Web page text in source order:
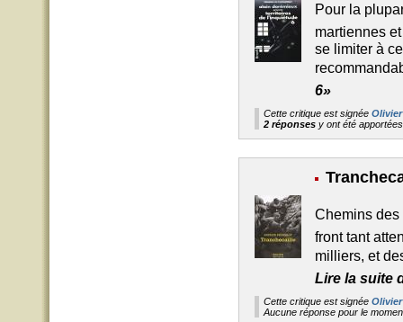
Pour la
martiennes
se limiter à
6»
Cette critique est signée Olivier
2 réponses y ont été
Chemins des
front tant
milliers, et
Lire la suite
Cette critique est signée Olivier
Aucune réponse pour le